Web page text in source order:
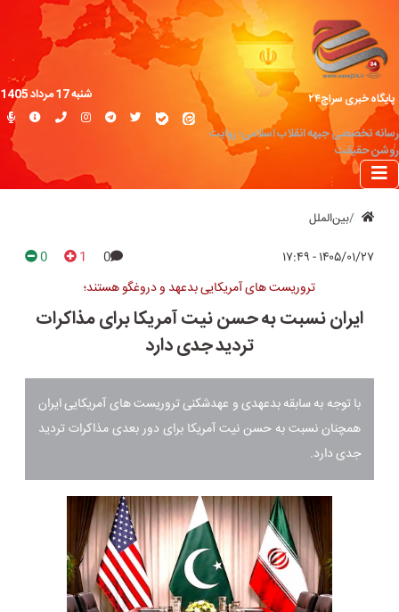
پایگاه خبری سراج۲۴
رسانه تخصصی جبهه انقلاب اسلامی؛ روایت
روشن حقیقت
شنبه 17 مرداد 1405
بین‌الملل
۱۴۰۵/۰۱/۲۷ - ۱۷:۴۹ 0
1
0
تروریست های آمریکایی بدعهد و دروغگو هستند؛
ایران نسبت به حسن نیت آمریکا برای مذاکرات
تردید جدی دارد
با توجه به سابقه بدعهدی و عهدشکنی تروریست های آمریکایی ایران
همچنان نسبت به حسن نیت آمریکا برای دور بعدی مذاکرات تردید
جدی دارد.